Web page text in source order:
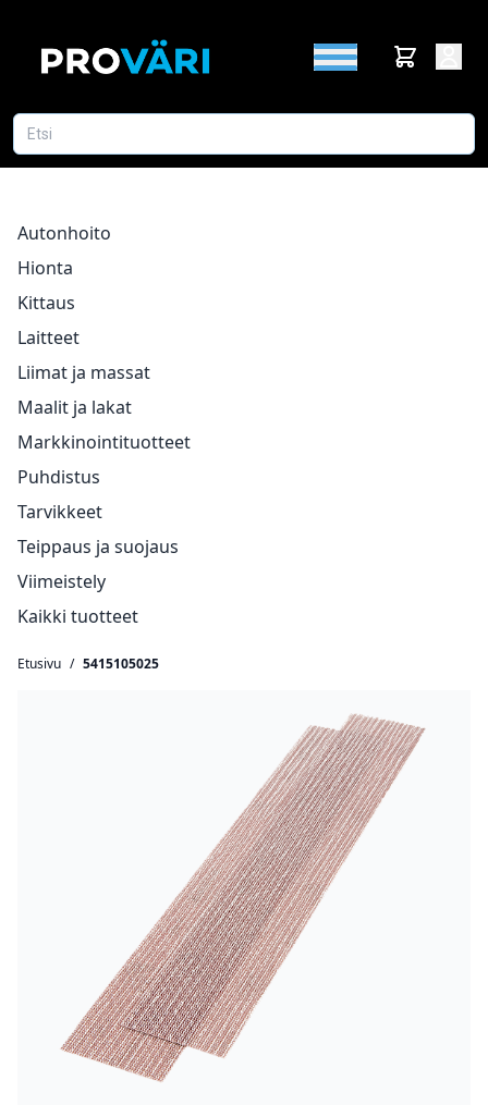
Autonhoito
Hionta
Kittaus
Laitteet
Liimat ja massat
Maalit ja lakat
Markkinointituotteet
Puhdistus
Tarvikkeet
Teippaus ja suojaus
Viimeistely
Kaikki tuotteet
Etusivu / 5415105025